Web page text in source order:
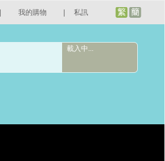
我的購物 私訊
載入中...